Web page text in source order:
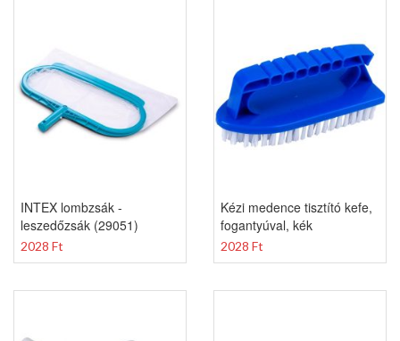
INTEX lombzsák -
leszedőzsák (29051)
2028 Ft
Kézi medence tisztító kefe,
fogantyúval, kék
2028 Ft